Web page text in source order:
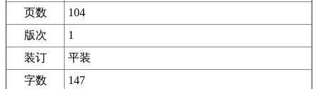
页数
104
版次
1
装订
平装
字数
147